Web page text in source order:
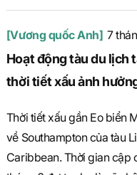
[Vương quốc Anh] 7
Hoạt động tàu du lịch
thời tiết xấu ảnh
Thời tiết xấu gần Eo biển
về Southampton của tàu
Caribbean. Thời gian